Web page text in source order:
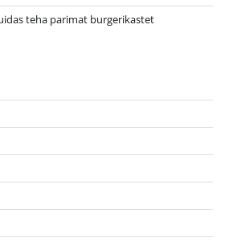
teha parimat burgerikastet